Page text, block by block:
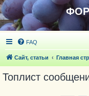
FAQ
Сайт, статьи Главная
Топлист